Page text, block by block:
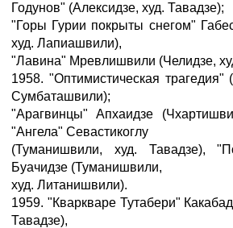
Годунов" (Алексидзе, худ. Тавадзе);
"Горы Гурии покрыты снегом"
худ. Лапиашвили),
"Лавина" Мревлишвили (Челидзе,
1958. "Оптимистическая трагедия"
Сумбаташвили);
"Арагвинцы" Апхаидзе
"Ангела" Севастикоглу
(Туманишвили, худ. Тавадзе),
Буачидзе (Туманишвили,
худ. Литанишвили).
1959. "Кваркваре Тутабери"
Тавадзе),